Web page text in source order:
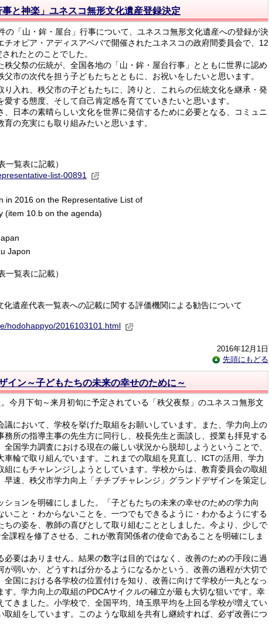
と神楽」ユネスコ無形文化遺産登録決定
の「山・鉾・屋台」行事について、ユネスコ無形文化遺産への登録が決
オピア・アディスアベバで開催されたユネスコの政府間委員会で、12
れたとのことでした。
父祭の伝統が、全国各地の「山・鉾・屋台行事」とともに世界に認め
市の次代を担う子どもたちとともに、お祝いをしたいと思います。
入れ、秩父市の子どもたちに、誇りと、これらの伝統文化を継承・発
する態度、そして自己肯定感を育てていきたいと思います。
日本の素晴らしい文化を世界に発信するために必要となる、コミュニ
の充実にも取り組みたいと思います。
覧表に記載）
list-00891
in 2016 on the Representative List of
(item 10.b on the agenda)
Japon
覧表に記載）
化遺産代表一覧表への記載に関する評価機関による勧告について
hodohappyo/2016103101.html
2016年12月1日
先頭にもどる
イン～子どもたちの未来の幸せのために～
今月下旬～来月初旬に予定されている「秩父夜祭」のユネスコ無形文
において、学校を挙げた取組をお願いしています。また、学力向上の
所の指導主事の先生方に同行し、校長先生と面談し、授業も拝見する
国学力調査における現在の厳しい状況から脱却しようということで、
輪で取り組んでいます。これまでの取組を見直し、ICTの活用、学力
にもチャレンジしようとしています。学校からは、教育委員会の取組
速、秩父市学力向上「チチブチャレンジ」グランドデザインを策定し
ョンを明確にしました。「子どもたちの未来の幸せのための学力向
こと・わからないことを、一つでもできるように・わかるようにする
の姿を、教師の喜びとして取り組むこととしました。今より、少しで
課程を修了させる、これが教育関係者の使命であることを明確にしま
要はありません。結果の数字は目的ではなく、改善のための手段に過
が弱いか、どうすれば分かるようになるかという、改善の過程が大切で
国における各学校の位置付けを知り、改善に向けて学校が一丸となっ
。学力向上の取組のPDCAサイクルの確立が最も大切な狙いです。幸
きました。小学校で、全国平均、埼玉県平均を上回る学校が増えてい
組をしています。このような取組を共有し継続すれば、必ず改善につ